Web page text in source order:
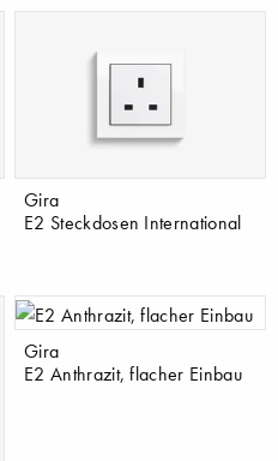
Gira
E2 Steckdosen International
Gira
E2 Anthrazit, flacher Einbau